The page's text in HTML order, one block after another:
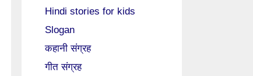
Hindi stories for kids
Slogan
कहानी संग्रह
गीत संग्रह